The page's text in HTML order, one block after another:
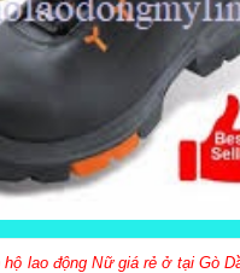
hộ lao động Nữ giá rẻ ở tại Gò